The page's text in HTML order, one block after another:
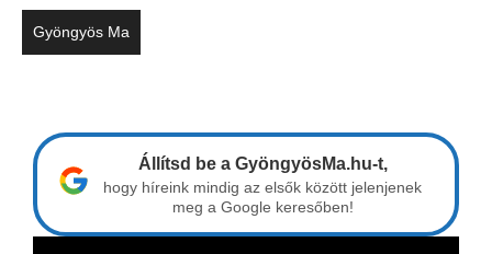
Gyöngyös Ma
Állítsd be a GyöngyösMa.hu-t,
hogy híreink mindig az elsők között jelenjenek
meg a Google keresőben!